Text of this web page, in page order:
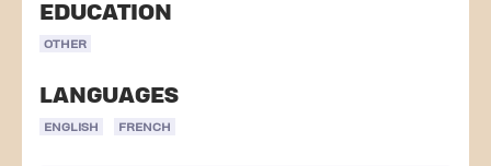
EDUCATION
OTHER
LANGUAGES
ENGLISH FRENCH